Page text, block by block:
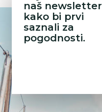
naš newsletter
kako bi prvi
saznali za
pogodnosti.